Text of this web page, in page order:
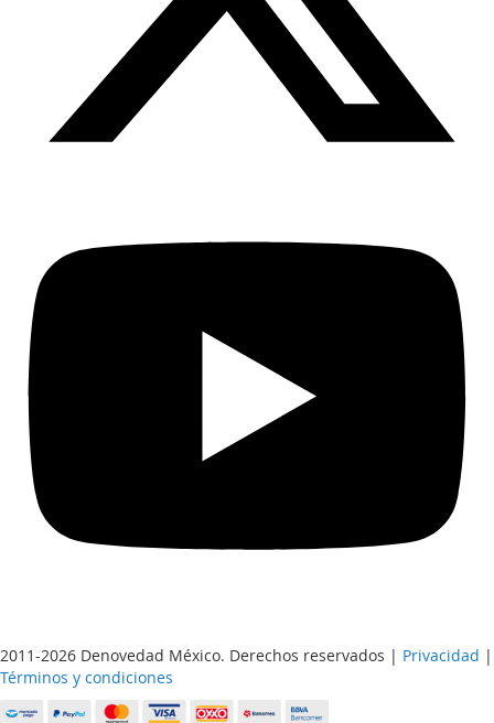
2011-2026 Denovedad México. Derechos reservados | Privacidad |
Términos y condiciones